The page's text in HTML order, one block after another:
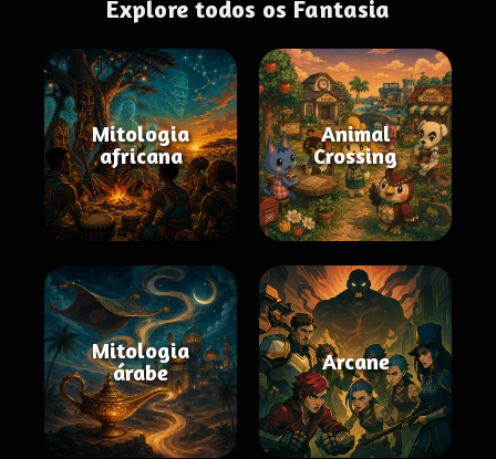
Explore todos os Fantasia
Mitologia
africana
Animal
Crossing
Mitologia
árabe
Arcane